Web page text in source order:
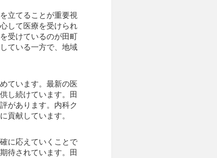
立てることが重要視
して医療を受けられ
受けているのが田町
ている一方で、地域
ています。最新の医
し続けています。田
があります。内科ク
貢献しています。
に応えていくことで
待されています。田